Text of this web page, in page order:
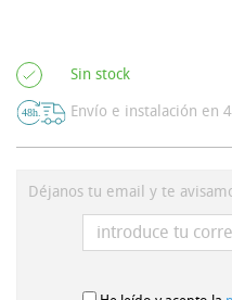
Sin stock
Envío e instalación en
Déjanos tu email y te